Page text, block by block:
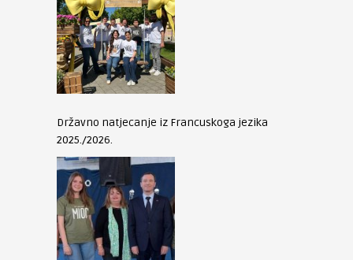
Državno natjecanje iz Francuskoga jezika
2025./2026.